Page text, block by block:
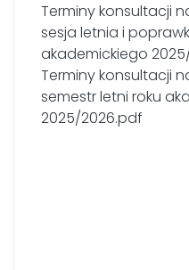
Terminy konsultacji
sesja letnia i
akademickiego
Terminy konsultacji
semestr letni roku
2025/2026.pdf